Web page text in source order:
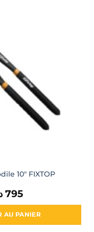
10″ FIXTOP
795
AU PANIER